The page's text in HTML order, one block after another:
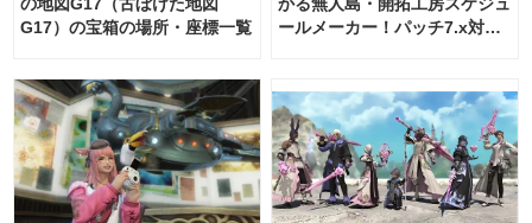
G17）の宝箱の場所・座標一覧
ールメーカー！パッチ7.x対応